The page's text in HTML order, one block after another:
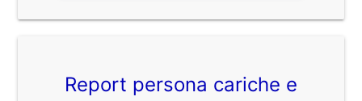
Report persona cariche e